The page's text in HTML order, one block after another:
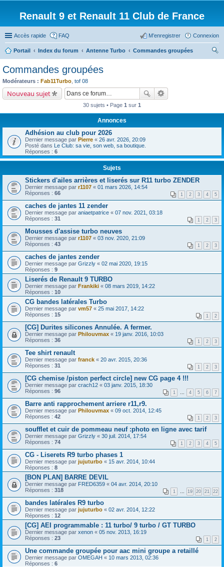
Renault 9 et Renault 11 Club de France
Accès rapide FAQ Connexion
M’enregistrer
Portail Index du forum Antenne Turbo
Commandes groupées
Commandes groupées
Modérateurs : Fab11Turbo tof 08
Nouveau sujet
30 sujets • Page 1 sur 1
Annonces
Adhésion au club pour 2026
Dernier message par Pierre « 26 avr. 2026, 20:09
Posté dans Le Club: sa vie, son web, sa boutique.
Réponses : 6
Sujets
Stickers d'ailes arrières et liserés sur R11 turbo ZENDER
Dernier message par r1107 « 01 mars 2026, 14:54
Réponses : 66 1 2 3 4 5
caches de jantes 11 zender
Dernier message par aniaetpatrice « 07 nov. 2021, 03:18
Réponses : 31 1 2 3
Mousses d'assise turbo neuves
Dernier message par r1107 « 03 nov. 2020, 21:09
Réponses : 43 1 2 3
caches de jantes zender
Dernier message par Grizzly « 02 mai 2020, 19:15
Réponses : 9
Liserés de Renault 9 TURBO
Dernier message par Frankiki « 08 mars 2019, 14:22
Réponses : 10
CG bandes latérales Turbo
Dernier message par vm57 « 25 mai 2017, 14:22
Réponses : 15 1 2
[CG] Durites silicones Annulée. A fermer.
Dernier message par Philouvmax « 19 janv. 2016, 10:03
Réponses : 36 1 2 3
Tee shirt renault
Dernier message par franck « 20 avr. 2015, 20:36
Réponses : 31 1 2 3
[CG chemise /piston perfect circle] new CG page 4 !!!
Dernier message par crach12 « 03 janv. 2015, 18:30
Réponses : 96 1 4 5 6 7
Barre anti rapprochement arriere r11,r9.
Dernier message par Philouvmax « 09 oct. 2014, 12:45
Réponses : 42 1 2 3
soufflet et cuir de pommeau neuf :photo en ligne avec tarif
Dernier message par Grizzly « 30 juil. 2014, 17:54
Réponses : 74 1 2 3 4 5
CG - Liserets R9 turbo phases 1
Dernier message par jujuturbo « 15 avr. 2014, 10:44
Réponses : 8
[BON PLAN] BARRE DEVIL
Dernier message par FRED6359 « 04 avr. 2014, 20:10
Réponses : 318 1 19 20 21 22
bandes latérales R9 turbo
Dernier message par jujuturbo « 02 avr. 2014, 12:22
Réponses : 12
[CG] AEI programmable : 11 turbo/ 9 turbo / GT TURBO
Dernier message par xenon « 05 nov. 2013, 16:19
Réponses : 23 1 2
Une commande groupée pour aac mini groupe a retaillé
Dernier message par OMEGAH « 10 mars 2013, 02:36
Réponses : 6